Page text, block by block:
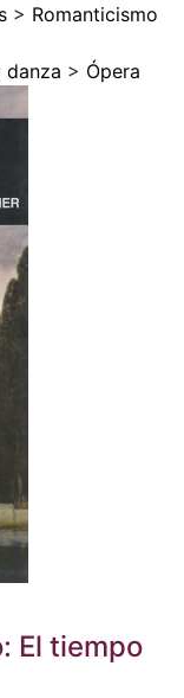
> Romanticismo
danza > Ópera
El tiempo